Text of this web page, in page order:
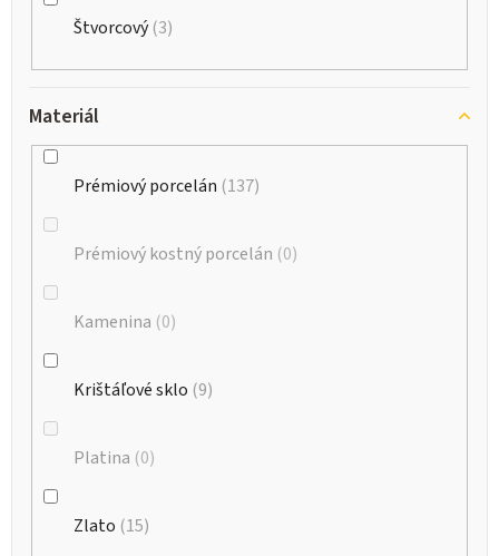
Štvorcový 3
Materiál
Prémiový porcelán 137
Prémiový kostný porcelán 0
Kamenina 0
Krištáľové sklo 9
Platina 0
Zlato 15